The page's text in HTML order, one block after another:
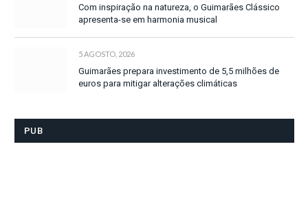
Com inspiração na natureza, o Guimarães Clássico
apresenta-se em harmonia musical
5 AGOSTO, 2026
Guimarães prepara investimento de 5,5 milhões de
euros para mitigar alterações climáticas
PUB